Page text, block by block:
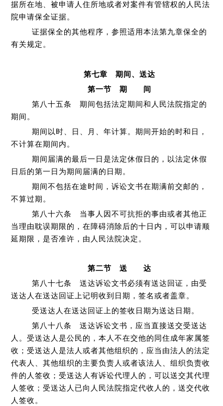
据所在地、被申请人住所地或者对案件有管辖权的人民法
院申请保全证据。
证据保全的其他程序，参照适用本法第九章保全的
有关规定。
第七章 期间、送达
第一节 期 间
第八十五条 期间包括法定期间和人民法院指定的
期间。
期间以时、日、月、年计算。期间开始的时和日，
不计算在期间内。
期间届满的最后一日是法定休假日的，以法定休假
日后的第一日为期间届满的日期。
期间不包括在途时间，诉讼文书在期满前交邮的，
不算过期。
第八十六条 当事人因不可抗拒的事由或者其他正
当理由耽误期限的，在障碍消除后的十日内，可以申请顺
延期限，是否准许，由人民法院决定。
第二节 送 达
第八十七条 送达诉讼文书必须有送达回证，由受
送达人在送达回证上记明收到日期，签名或者盖章。
受送达人在送达回证上的签收日期为送达日期。
第八十八条 送达诉讼文书，应当直接送交受送达
人。受送达人是公民的，本人不在交他的同住成年家属签
收；受送达人是法人或者其他组织的，应当由法人的法定
代表人、其他组织的主要负责人或者该法人、组织负责收
件的人签收；受送达人有诉讼代理人的，可以送交其代理
人签收；受送达人已向人民法院指定代收人的，送交代收
人签收。